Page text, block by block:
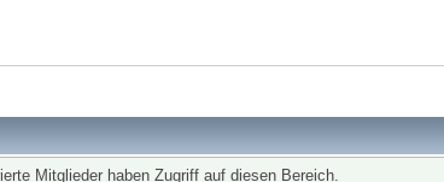
Mitglieder haben Zugriff auf diesen Bereich.